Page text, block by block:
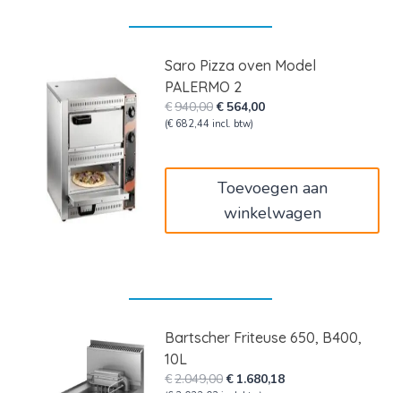
Saro Pizza oven Model
PALERMO 2
€940,00Oorspronkelijke
prijs
€ 564,00Huidige
(€ 682,44 incl. btw)
Toevoegen aan
winkelwagen
Bartscher Friteuse 650, B400,
10L
€2.049,00Oorspronkelijke
€ 1.680,18Huidige